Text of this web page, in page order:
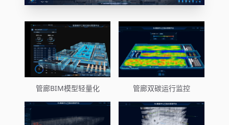
管廊BIM模型轻量化 管廊双碳运行监控